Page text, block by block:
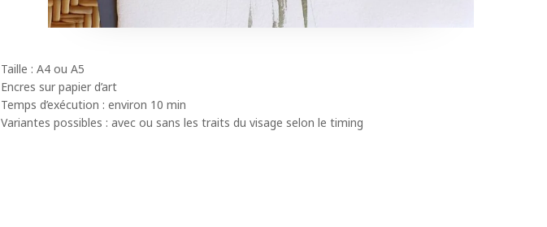
Taille : A4 ou A5
Encres sur papier d’art
Temps d’exécution : environ 10 min
Variantes possibles : avec ou sans les traits du visage selon le timing